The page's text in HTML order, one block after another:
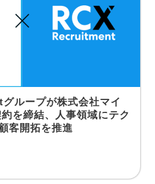
ループが株式会社マイ
を締結、人事領域にテク
客開拓を推進